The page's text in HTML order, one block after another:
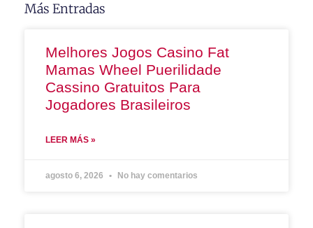
Más Entradas
Melhores Jogos Casino Fat
Mamas Wheel Puerilidade
Cassino Gratuitos Para
Jogadores Brasileiros
LEER MÁS »
agosto 6, 2026 No hay comentarios